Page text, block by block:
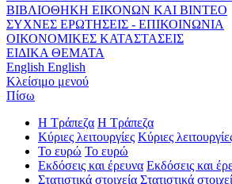
ΒΙΒΛΙΟΘΗΚΗ ΕΙΚΟΝΩΝ ΚΑΙ ΒΙΝΤΕΟ
ΣΥΧΝΕΣ ΕΡΩΤΗΣΕΙΣ - ΕΠΙΚΟΙΝΩΝΙΑ
ΟΙΚΟΝΟΜΙΚΕΣ ΚΑΤΑΣΤΑΣΕΙΣ
ΕΙΔΙΚΑ ΘΕΜΑΤΑ
English English
Κλείσιμο μενού
Πίσω
Η Τράπεζα Η Τράπεζα
Κύριες λειτουργίες Κύριες
Το ευρώ Το ευρώ
Εκδόσεις και έρευνα Εκδόσεις και
Στατιστικά στοιχεία Στατιστικά